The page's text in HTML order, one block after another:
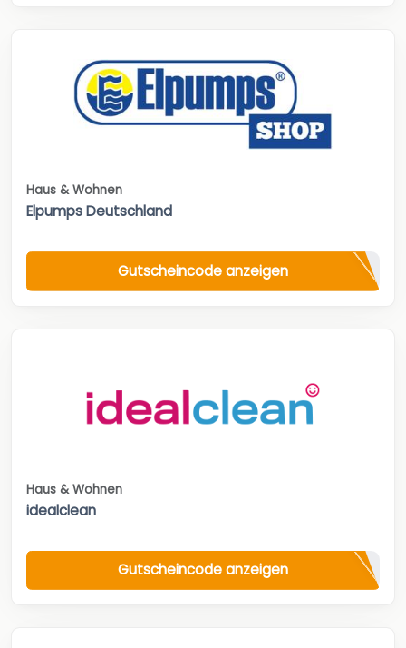
Haus & Wohnen
Elpumps Deutschland
Gutscheincode anzeigen
Haus & Wohnen
idealclean
Gutscheincode anzeigen